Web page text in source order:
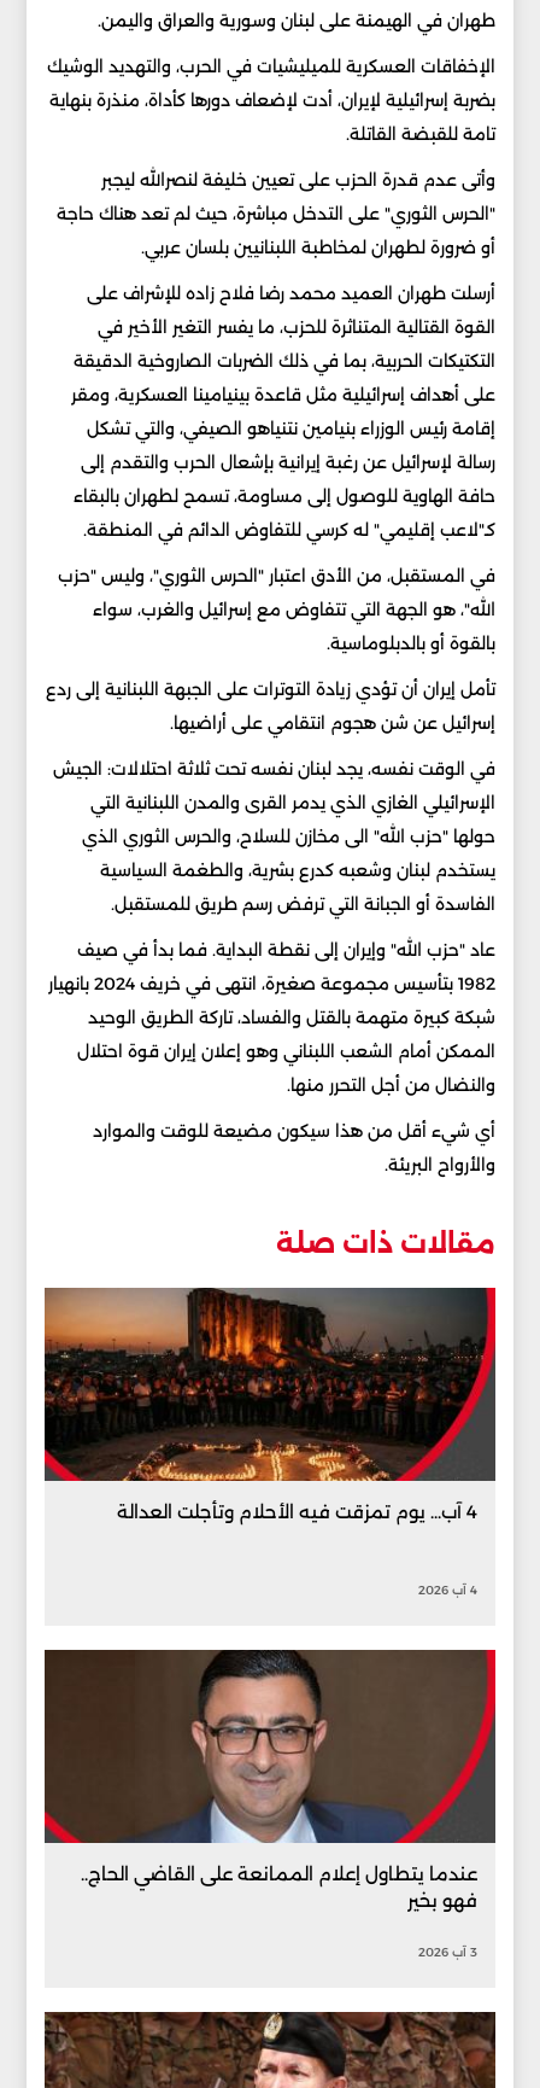
طهران في الهيمنة على لبنان وسورية والعراق واليمن.
الإخفاقات العسكرية للميليشيات في الحرب، والتهديد الوشيك
بضربة إسرائيلية لإيران، أدت لإضعاف دورها كأداة، منذرة بنهاية
تامة للقبضة القاتلة.
وأتى عدم قدرة الحزب على تعيين خليفة لنصرالله ليجبر
"الحرس الثوري" على التدخل مباشرة، حيث لم تعد هناك حاجة
أو ضرورة لطهران لمخاطبة اللبنانيين بلسان عربي.
أرسلت طهران العميد محمد رضا فلاح زاده للإشراف على
القوة القتالية المتناثرة للحزب، ما يفسر التغير الأخير في
التكتيكات الحربية، بما في ذلك الضربات الصاروخية الدقيقة
على أهداف إسرائيلية مثل قاعدة بينيامينا العسكرية، ومقر
إقامة رئيس الوزراء بنيامين نتنياهو الصيفي، والتي تشكل
رسالة لإسرائيل عن رغبة إيرانية بإشعال الحرب والتقدم إلى
حافة الهاوية للوصول إلى مساومة، تسمح لطهران بالبقاء
كـ"لاعب إقليمي" له كرسي للتفاوض الدائم في المنطقة.
في المستقبل، من الأدق اعتبار "الحرس الثوري"، وليس "حزب
الله"، هو الجهة التي تتفاوض مع إسرائيل والغرب، سواء
بالقوة أو بالدبلوماسية.
تأمل إيران أن تؤدي زيادة التوترات على الجبهة اللبنانية إلى ردع
إسرائيل عن شن هجوم انتقامي على أراضيها.
في الوقت نفسه، يجد لبنان نفسه تحت ثلاثة احتلالات: الجيش
الإسرائيلي الغازي الذي يدمر القرى والمدن اللبنانية التي
حولها "حزب الله" الى مخازن للسلاح، والحرس الثوري الذي
يستخدم لبنان وشعبه كدرع بشرية، والطغمة السياسية
الفاسدة أو الجبانة التي ترفض رسم طريق للمستقبل.
عاد "حزب الله" وإيران إلى نقطة البداية. فما بدأ في صيف
1982 بتأسيس مجموعة صغيرة، انتهى في خريف 2024 بانهيار
شبكة كبيرة متهمة بالقتل والفساد، تاركة الطريق الوحيد
الممكن أمام الشعب اللبناني وهو إعلان إيران قوة احتلال
والنضال من أجل التحرر منها.
أي شيء أقل من هذا سيكون مضيعة للوقت والموارد
والأرواح البريئة.
مقالات ذات صلة
4 آب... يوم تمزقت فيه الأحلام وتأجلت العدالة
4 آب 2026
عندما يتطاول إعلام الممانعة على القاضي الحاج..
فهو بخير
3 آب 2026